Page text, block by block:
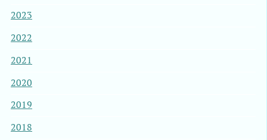
2023
2022
2021
2020
2019
2018